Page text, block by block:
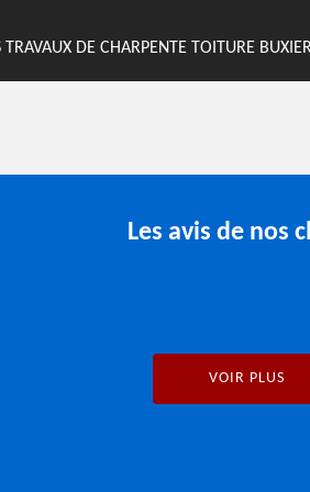
DE CHARPENTE TOITURE
Les avis de nos
VOIR PLUS